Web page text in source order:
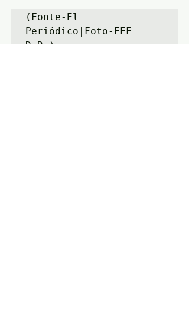
(Fonte-El
Periódico|Foto-FFF
D.R.)